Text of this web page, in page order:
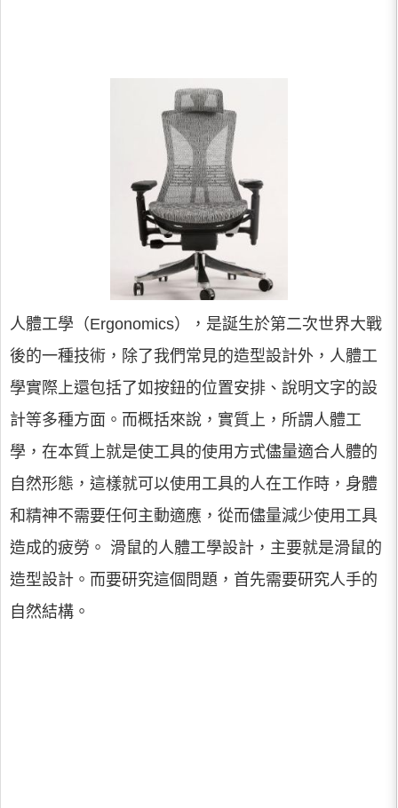
人體工學（Ergonomics），是誕生於第二次世界大戰
後的一種技術，除了我們常見的造型設計外，人體工
學實際上還包括了如按鈕的位置安排、說明文字的設
計等多種方面。而概括來說，實質上，所謂人體工
學，在本質上就是使工具的使用方式儘量適合人體的
自然形態，這樣就可以使用工具的人在工作時，身體
和精神不需要任何主動適應，從而儘量減少使用工具
造成的疲勞。 滑鼠的人體工學設計，主要就是滑鼠的
造型設計。而要研究這個問題，首先需要研究人手的
自然結構。